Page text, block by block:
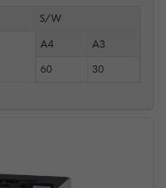
S/W
A4 A3
60 30